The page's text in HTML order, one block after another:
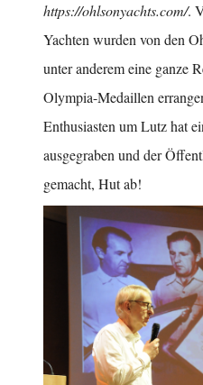
https://ohlsonyachts.com/.
Yachten wurden von den
unter anderem eine ganze
Olympia-Medaillen
Enthusiasten um Lutz hat
ausgegraben und der
gemacht, Hut ab!